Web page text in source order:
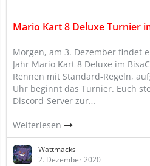
Mario Kart 8 Deluxe Turnier
Morgen, am 3. Dezember findet
Jahr Mario Kart 8 Deluxe im
Rennen mit Standard-Regeln,
Uhr beginnt das Turnier. Euch
Discord-Server zur…
Weiterlesen
Wattmacks
2. Dezember 2020